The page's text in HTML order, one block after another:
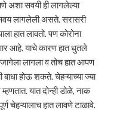
अशा सवयी ही लागलेल्या
लागलेली असते. सरासरी
हात लावतो. पण कोरोना
आहे. याचे कारण हात धुतले
जागेला लागला व तोच हात आपण
होऊ शकते. चेहऱ्याच्या ज्या
यात दोन्ही डोळे, नाक
चेहऱ्यालाच हात लावणे टाळावे.